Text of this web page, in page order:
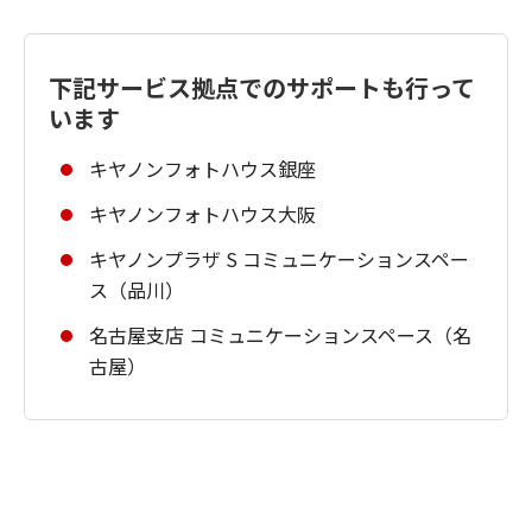
下記サービス拠点でのサポートも行って
います
キヤノンフォトハウス銀座
キヤノンフォトハウス大阪
キヤノンプラザ S コミュニケーションスペー
ス（品川）
名古屋支店 コミュニケーションスペース（名
古屋）